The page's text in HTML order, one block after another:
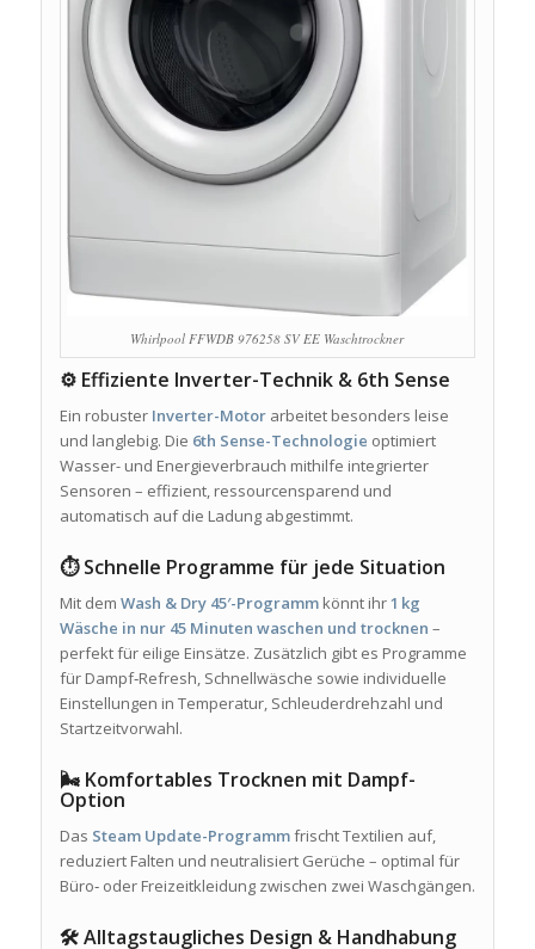
Whirlpool FFWDB 976258 SV EE Waschtrockner
⚙️ Effiziente Inverter-Technik & 6th Sense
Ein robuster Inverter-Motorarbeitet besonders leise
und langlebig. Die 6th Sense-Technologie optimiert
Wasser- und Energieverbrauch mithilfe integrierter
Sensoren – effizient, ressourcensparend und
automatisch auf die Ladung abgestimmt.
⏱️ Schnelle Programme für jede Situation
Mit dem Wash & Dry 45′-Programmkönnt ihr1 kg
Wäsche in nur 45 Minuten waschen und trocknen –
perfekt für eilige Einsätze. Zusätzlich gibt es Programme
für Dampf‑Refresh, Schnellwäsche sowie individuelle
Einstellungen in Temperatur, Schleuderdrehzahl und
Startzeitvorwahl.
🌬️ Komfortables Trocknen mit Dampf-
Option
Das Steam Update-Programmfrischt Textilien auf,
reduziert Falten und neutralisiert Gerüche – optimal für
Büro‑ oder Freizeitkleidung zwischen zwei Waschgängen.
🛠️ Alltagstaugliches Design & Handhabung